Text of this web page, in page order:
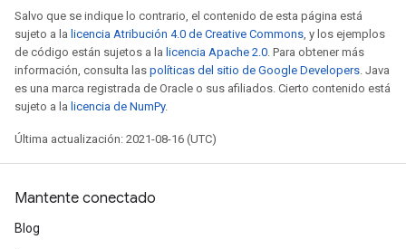
Salvo que se indique lo contrario, el contenido de esta página está
sujeto a la licencia Atribución 4.0 de Creative Commons, y los ejemplos
de código están sujetos a la licencia Apache 2.0. Para obtener más
información, consulta las políticas del sitio de Google Developers. Java
es una marca registrada de Oracle o sus afiliados. Cierto contenido está
sujeto a la licencia de NumPy.
Última actualización: 2021-08-16 (UTC)
Mantente conectado
Blog